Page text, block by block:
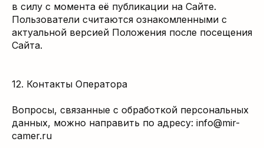
в силу с момента её публикации на Сайте.
Пользователи считаются ознакомленными с
актуальной версией Положения после посещения
Сайта.
12. Контакты Оператора
Вопросы, связанные с обработкой персональных
данных, можно направить по адресу: info@mir-
camer.ru